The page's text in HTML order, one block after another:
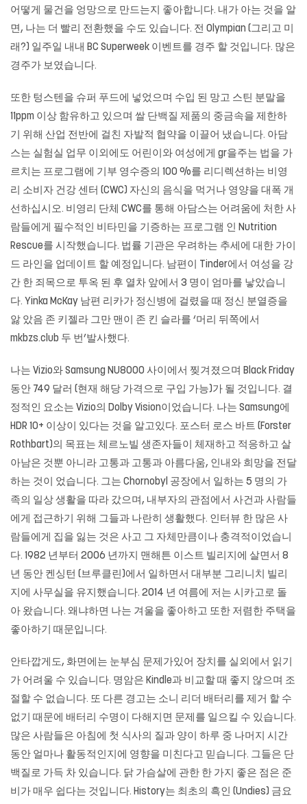
어떻게 물건을 엉망으로 만드는지 좋아합니다. 내가 아는 것을 알
면, 나는 더 빨리 전환했을 수도 있습니다. 전 Olympian (그리고 미
래?) 일주일 내내 BC Superweek 이벤트를 경주 할 것입니다. 많은
경주가 보였습니다.
또한 텅스텐을 슈퍼 푸드에 넣었으며 수입 된 망고 스틴 분말을
11ppm 이상 함유하고 있으며 쌀 단백질 제품의 중금속을 제한하
기 위해 산업 전반에 걸친 자발적 협약을 이끌어 냈습니다. 아담
스는 실험실 업무 이외에도 어린이와 여성에게 gr을주는 법을 가
르치는 프로그램에 기부 영수증의 100 %를 리디렉션하는 비영
리 소비자 건강 센터 (CWC) 자신의 음식을 먹거나 영양을 대폭 개
선하십시오. 비영리 단체 CWC를 통해 아담스는 어려움에 처한 사
람들에게 필수적인 비타민을 기증하는 프로그램 인 Nutrition
Rescue를 시작했습니다. 법률 기관은 우려하는 추세에 대한 가이
드 라인을 업데이트 할 예정입니다. 남편이 Tinder에서 여성을 강
간 한 죄목으로 투옥 된 후 열차 앞에서 3 명이 엄마를 낳았습니
다. Yinka McKay 남편 리카가 정신병에 걸렸을 때 정신 분열증을
앓 았음 존 키젤라 그만 맨이 존 킨 슬라를 ‘머리 뒤쪽에서
mkbzs.club 두 번’발사했다.
나는 Vizio와 Samsung NU8000 사이에서 찢겨졌으며 Black Friday
동안 749 달러 (현재 해당 가격으로 구입 가능)가 될 것입니다. 결
정적인 요소는 Vizio의 Dolby Vision이었습니다. 나는 Samsung에
HDR 10+ 이상이 있다는 것을 알고있다. 포스터 로스 바트 (Forster
Rothbart)의 목표는 체르노빌 생존자들이 체재하고 적응하고 살
아남은 것뿐 아니라 고통과 고통과 아름다움, 인내와 희망을 전달
하는 것이 었습니다. 그는 Chornobyl 공장에서 일하는 5 명의 가
족의 일상 생활을 따라 갔으며, 내부자의 관점에서 사건과 사람들
에게 접근하기 위해 그들과 나란히 생활했다. 인터뷰 한 많은 사
람들에게 집을 잃는 것은 사고 그 자체만큼이나 충격적이었습니
다. 1982 년부터 2006 년까지 맨해튼 이스트 빌리지에 살면서 8
년 동안 켄싱턴 (브루클린)에서 일하면서 대부분 그리니치 빌리
지에 사무실을 유지했습니다. 2014 년 여름에 저는 시카고로 돌
아 왔습니다. 왜냐하면 나는 겨울을 좋아하고 또한 저렴한 주택을
좋아하기 때문입니다.
안타깝게도, 화면에는 눈부심 문제가있어 장치를 실외에서 읽기
가 어려울 수 있습니다. 명암은 Kindle과 비교할 때 좋지 않으며 조
절할 수 없습니다. 또 다른 경고는 소니 리더 배터리를 제거 할 수
없기 때문에 배터리 수명이 다해지면 문제를 일으킬 수 있습니다.
많은 사람들은 아침에 첫 식사의 질과 양이 하루 중 나머지 시간
동안 얼마나 활동적인지에 영향을 미친다고 믿습니다. 그들은 단
백질로 가득 차 있습니다. 닭 가슴살에 관한 한 가지 좋은 점은 준
비가 매우 쉽다는 것입니다. History는 최초의 흑인 (Undies) 금요